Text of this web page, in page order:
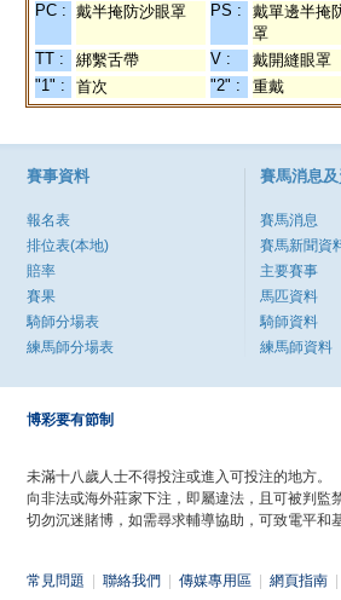
PC : 戴半掩防沙眼罩 PS :
戴單邊半掩
罩
TT : 綁繫舌帶 V : 戴開縫眼罩
"1" :
首次 "2" : 重戴
賽事資料
報名表
排位表(本地)
賠率
賽果
騎師分場表
練馬師分場表
賽馬消息
賽馬消息
賽馬新聞資
主要賽事
馬匹資料
騎師資料
練馬師資料
博彩要有節制
未滿十八歲人士不得投注或進入可投注的地方。
向非法或海外莊家下注，即屬違法，且可被判監禁
切勿沉迷賭博，如需尋求輔導協助，可致電平和
常見問題 聯絡我們 傳媒專用區 網頁指南